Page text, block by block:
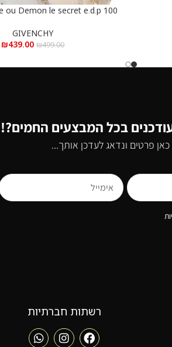
הוספה לסל
ou Demon le secret e.d.p 100
GIVENCHY
₪499.00
₪439.00
בכל המבצעים החמים?!
כאן פרטים ונדאג לעדכן אותך...
רשתות חברתיות